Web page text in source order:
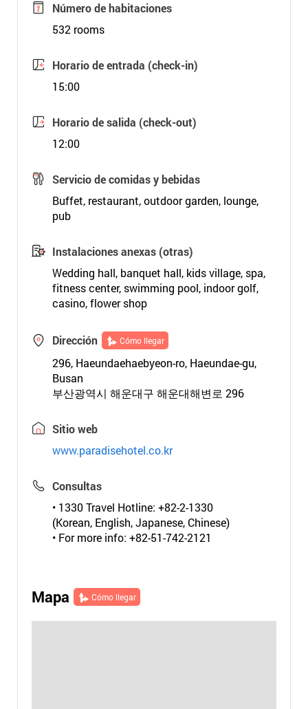
Número de habitaciones
532 rooms
Horario de entrada (check-in)
15:00
Horario de salida (check-out)
12:00
Servicio de comidas y bebidas
Buffet, restaurant, outdoor garden, lounge,
pub
Instalaciones anexas (otras)
Wedding hall, banquet hall, kids village, spa,
fitness center, swimming pool, indoor golf,
casino, flower shop
Dirección Cómo llegar
296, Haeundaehaebyeon-ro, Haeundae-gu,
Busan
부산광역시 해운대구 해운대해변로 296
Sitio web
www.paradisehotel.co.kr
Consultas
• 1330 Travel Hotline: +82-2-1330
(Korean, English, Japanese, Chinese)
• For more info: +82-51-742-2121
Mapa Cómo llegar